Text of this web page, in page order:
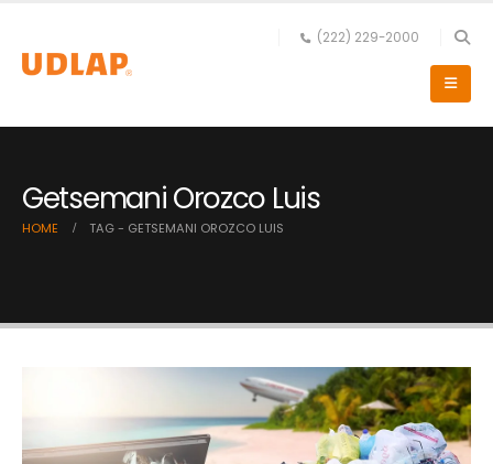
(222) 229-2000
Getsemani Orozco Luis
HOME TAG - GETSEMANI OROZCO LUIS